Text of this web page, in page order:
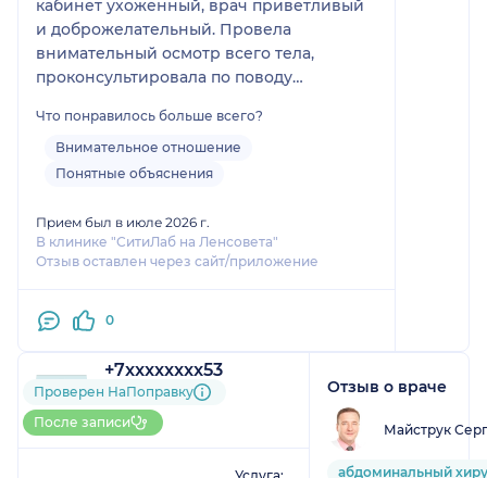
кабинет ухоженный, врач приветливый
и доброжелательный. Провела
внимательный осмотр всего тела,
проконсультировала по поводу
состоянием (чем мазать, как ухаживать),
дала список необходимых процедур и
рекомендации по уходу за собой.
Что понравилось больше всего?
Внимательное отношение
Понятные объяснения
Прием был в июле 2026 г.
В клинике "СитиЛаб на Ленсовета"
Отзыв оставлен через сайт/приложение
0
+7xxxxxxxx53
1 отзыв
До 5 записей через
НаПоправку
Проверен НаПоправку
После записи
Отзыв о враче
Майструк
абдоминальный